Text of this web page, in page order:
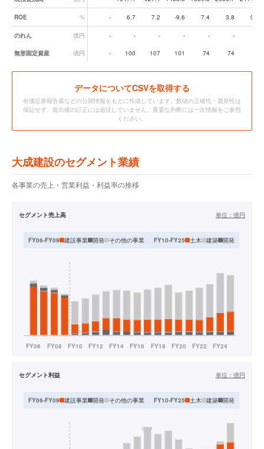
ROE % - 6.7 7.2 -9.6 7.4 3.8 0.4
のれん 億円 - - - - - -
無形固定資産 億円 - 100 107 101 74 74
データについてCSVを取得する
有価証券報告書などの公開情報をもとに作成しています。数値の正確性・最新性は
保証せず、提出後の訂正には追従していません。重要な判断には一次情報をご参照
ください。
大成建設のセグメント業績
各事業の売上・営業利益・利益率の推移
セグメント売上高 単位： 億円
FY06-FY09 建設事業 開発 その他の事業 FY10-FY25 土木 建築 開発
セグメント利益 単位： 億円
FY06-FY09 建設事業 開発 その他の事業 FY10-FY25 土木 建築 開発